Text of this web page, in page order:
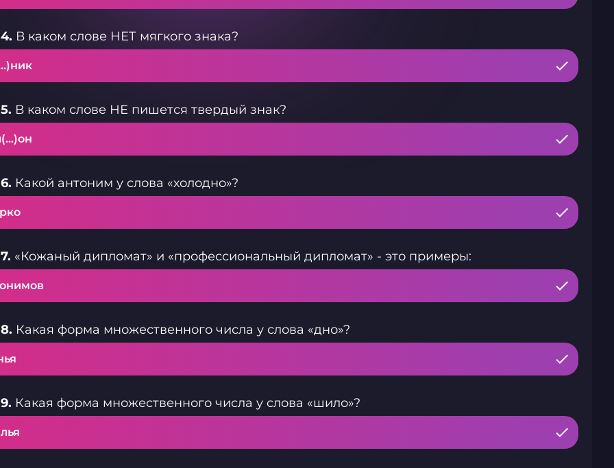
В каком слове НЕТ мягкого знака?
В каком слове НЕ пишется твердый знак?
Какой антоним у слова «холодно»?
«Кожаный дипломат» и «профессиональный дипломат» - это примеры:
Какая форма множественного числа у слова «дно»?
Какая форма множественного числа у слова «шило»?